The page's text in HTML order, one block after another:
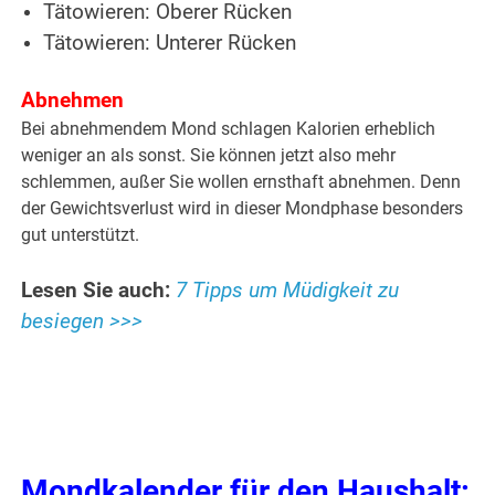
Tätowieren: Oberer Rücken
Tätowieren: Unterer Rücken
Abnehmen
Bei abnehmendem Mond schlagen Kalorien erheblich
weniger an als sonst. Sie können jetzt also mehr
schlemmen, außer Sie wollen ernsthaft abnehmen. Denn
der Gewichtsverlust wird in dieser Mondphase besonders
gut unterstützt.
Lesen Sie auch: 7 Tipps um Müdigkeit zu
besiegen >>>